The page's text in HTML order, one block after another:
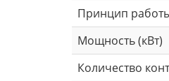
Принцип
Мощность (кВт)
Количество